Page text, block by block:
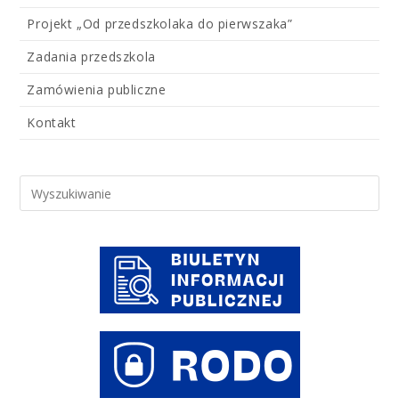
Projekt „Od przedszkolaka do pierwszaka”
Zadania przedszkola
Zamówienia publiczne
Kontakt